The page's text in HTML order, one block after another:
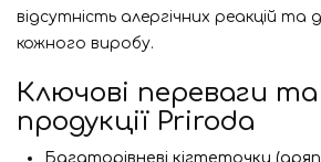
відсутність алергічних реакцій та
кожного виробу.
Ключові переваги та
продукції Priroda
Багаторівневі кігтеточки